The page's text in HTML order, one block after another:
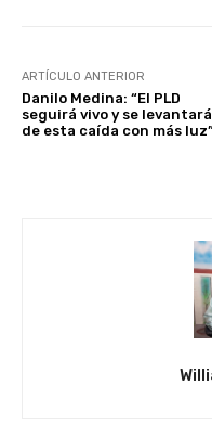
ARTÍCULO ANTERIOR
Danilo Medina: “El PLD
seguirá vivo y se levantará
de esta caída con más